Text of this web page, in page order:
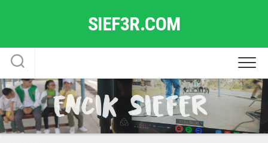
SIEF3R.COM